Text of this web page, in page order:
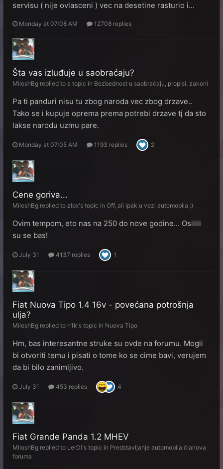
servisu ( nije ovlasceni ) vec na desetine rasturio i...
Monday at 07:08 AM 12708 replies
Šta vas izluđuje u saobraćaju?
MiloshBg replied to a topic in Bezbednost u saobraćaju, propisi, zakoni
Pa ti panduri nisu tu zbog naroda vec zbog drzave..
Tako se i kupuje oprema prema potrebi drzave tj da sto
lakse narodu uzmu pare.
Monday at 07:05 AM 1193 replies 2
Cene goriva...
MiloshBg replied to zlox's topic in Off, ali ipak u vezi automobila :)
Ovim tempom, eto nas na 250 do nove godine... Osilili
su se bas!
July 31 4137 replies 1
Fiat Nuova Tipo 1.4 16v - povećana potrošnja
ulja?
MiloshBg replied to n1k's topic in Nuova Tipo
Hm, bas interesantne struke su ovde na forumu. Mogli
bi otvoriti temu i pisati o tome ko se cime bavi, verujem
da bi bilo zanimljivo.
July 31 453 replies 4
Fiat Grande Panda 1.2 MHEV
MiloshBg replied to LerDi's topic in Predstavljanje automobila članova
foruma